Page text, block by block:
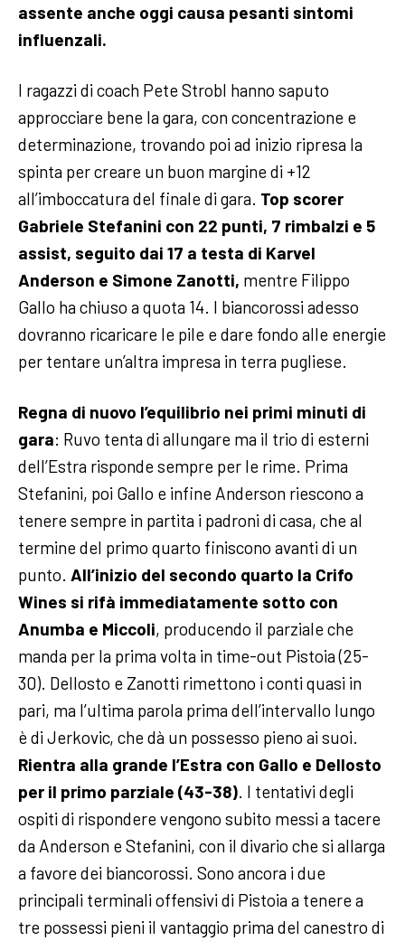
assente anche oggi causa pesanti sintomi
influenzali.
I ragazzi di coach Pete Strobl hanno saputo
approcciare bene la gara, con concentrazione e
determinazione, trovando poi ad inizio ripresa la
spinta per creare un buon margine di +12
all’imboccatura del finale di gara. Top scorer
Gabriele Stefanini con 22 punti, 7 rimbalzi e 5
assist, seguito dai 17 a testa di Karvel
Anderson e Simone Zanotti, mentre Filippo
Gallo ha chiuso a quota 14. I biancorossi adesso
dovranno ricaricare le pile e dare fondo alle energie
per tentare un’altra impresa in terra pugliese.
Regna di nuovo l’equilibrio nei primi minuti di
gara: Ruvo tenta di allungare ma il trio di esterni
dell’Estra risponde sempre per le rime. Prima
Stefanini, poi Gallo e infine Anderson riescono a
tenere sempre in partita i padroni di casa, che al
termine del primo quarto finiscono avanti di un
punto. All’inizio del secondo quarto la Crifo
Wines si rifà immediatamente sotto con
Anumba e Miccoli, producendo il parziale che
manda per la prima volta in time-out Pistoia (25-
30). Dellosto e Zanotti rimettono i conti quasi in
pari, ma l’ultima parola prima dell’intervallo lungo
è di Jerkovic, che dà un possesso pieno ai suoi.
Rientra alla grande l’Estra con Gallo e Dellosto
per il primo parziale (43-38). I tentativi degli
ospiti di rispondere vengono subito messi a tacere
da Anderson e Stefanini, con il divario che si allarga
a favore dei biancorossi. Sono ancora i due
principali terminali offensivi di Pistoia a tenere a
tre possessi pieni il vantaggio prima del canestro di